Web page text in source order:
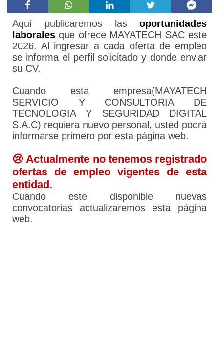
Aquí publicaremos las oportunidades
laborales que ofrece MAYATECH SAC este
2026. Al ingresar a cada oferta de empleo
se informa el perfil solicitado y donde enviar
su CV.
Cuando esta empresa(MAYATECH
SERVICIO Y CONSULTORIA DE
TECNOLOGIA Y SEGURIDAD DIGITAL
S.A.C) requiera nuevo personal, usted podrá
informarse primero por esta página web.
😢 Actualmente no tenemos registrado
ofertas de empleo vigentes de esta
entidad.
Cuando este disponible nuevas
convocatorias actualizaremos esta página
web.